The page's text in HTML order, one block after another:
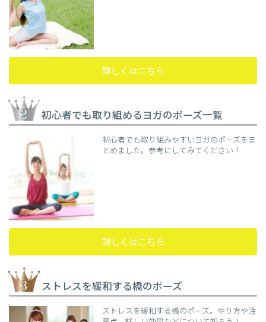
詳しくはこちら
初心者でも取り組めるヨガのポーズ一覧
初心者でも取り組みやすいヨガのポーズをま
とめました。参考にしてみてください！
詳しくはこちら
ストレスを緩和する橋のポーズ
ストレスを緩和する橋のポーズ。やり方や注